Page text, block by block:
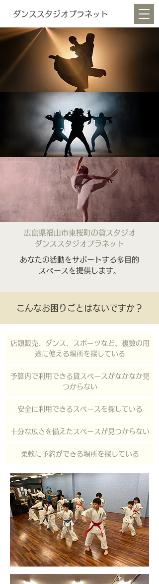
ダンススタジオプラネット
広島県福山市東桜町の貸スタジオ
ダンススタジオプラネット
あなたの活動をサポートする多目的
スペースを提供します。
こんなお困りごとはないですか？
店頭販売、ダンス、スポーツなど、複数の用
途に使える場所を探している
予算内で利用できる貸スペースがなかなか見
つからない
安全に利用できるスペースを探している
十分な広さを備えたスペースが見つからない
柔軟に予約ができる場所を探している